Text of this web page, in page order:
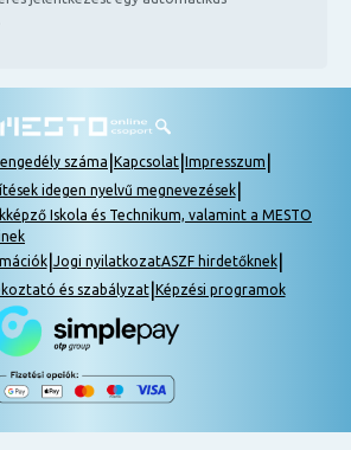
száma Kapcsolat Impresszum
idegen nyelvű megnevezések|
Iskola és Technikum, valamint a MESTO
| Jogi nyilatkozatASZF hirdetőknek|
és szabályzat| Képzési programok